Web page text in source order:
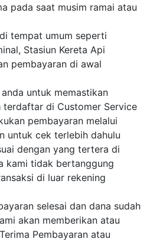
pada saat musim ramai atau
tempat umum seperti
Stasiun Kereta Api
pembayaran di awal
untuk memastikan
terdaftar di Customer Service
pembayaran melalui
untuk cek terlebih dahulu
dengan yang tertera di
kami tidak bertanggung
di luar rekening
selesai dan dana sudah
akan memberikan atau
Pembayaran atau